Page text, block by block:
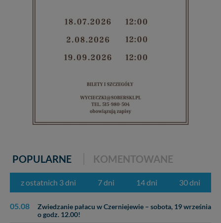
POPULARNE KOMENTOWANE
z ostatnich 3 dni 7 dni 14 dni 30 dni
05.08
Zwiedzanie pałacu w Czerniejewie – sobota, 19 września
o godz. 12.00!